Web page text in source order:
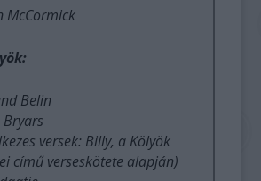
McCormick
Belin
Bryars
versek: Billy, a Kölyök
című verseskötete alapján)